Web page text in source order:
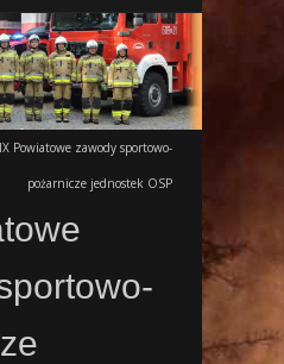
IX Powiatowe zawody sportowo-
pożarnicze jednostek OSP